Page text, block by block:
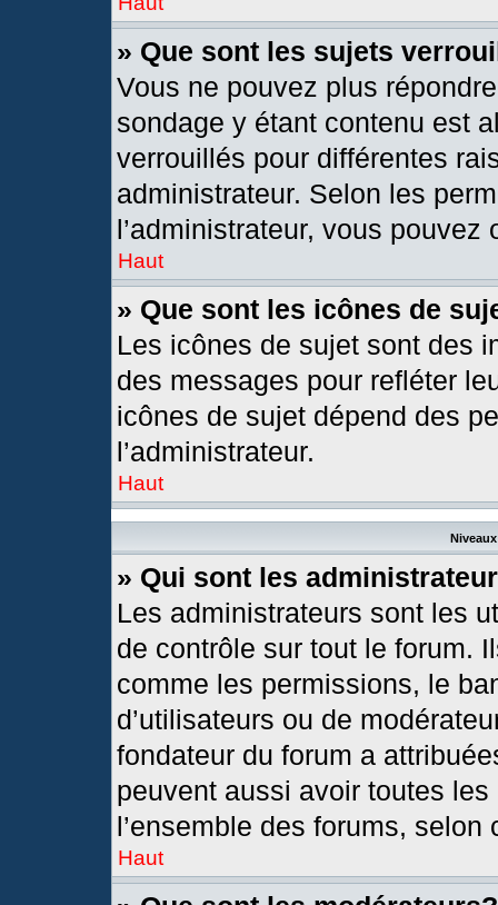
» Que sont les sujets
Vous ne pouvez plus
sondage y étant contenu est
verrouillés pour différentes
administrateur. Selon les
l’administrateur, vous
Haut
» Que sont les icônes de
Les icônes de sujet sont des
des messages pour refléter
icônes de sujet dépend des
l’administrateur.
Haut
» Qui sont les
Les administrateurs sont les
de contrôle sur tout le forum.
comme les permissions, le
d’utilisateurs ou de
fondateur du forum a
peuvent aussi avoir toutes
l’ensemble des forums,
Haut